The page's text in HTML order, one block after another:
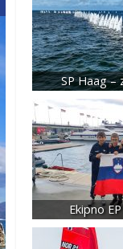
SP Haag –
Ekipno